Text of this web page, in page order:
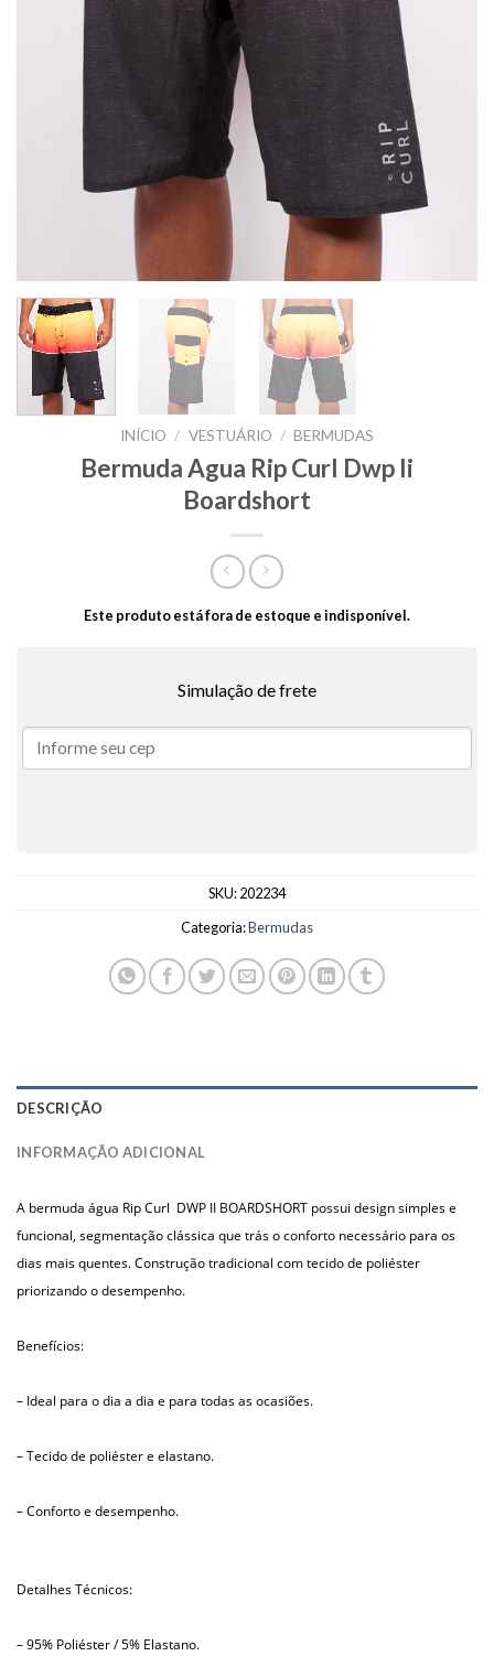
INÍCIO / VESTUÁRIO / BERMUDAS
Bermuda Agua Rip Curl Dwp Ii
Boardshort
Este produto está fora de estoque e indisponível.
Simulação de frete
SKU:202234
Categoria:Bermudas
DESCRIÇÃO
INFORMAÇÃO ADICIONAL
A bermuda água Rip Curl DWP II BOARDSHORT possui design simples e
funcional, segmentação clássica que trás o conforto necessário para os
dias mais quentes. Construção tradicional com tecido de poliéster
priorizando o desempenho.
Benefícios:
– Ideal para o dia a dia e para todas as ocasiões.
– Tecido de poliéster e elastano.
– Conforto e desempenho.
Detalhes Técnicos:
– 95% Poliéster / 5% Elastano.